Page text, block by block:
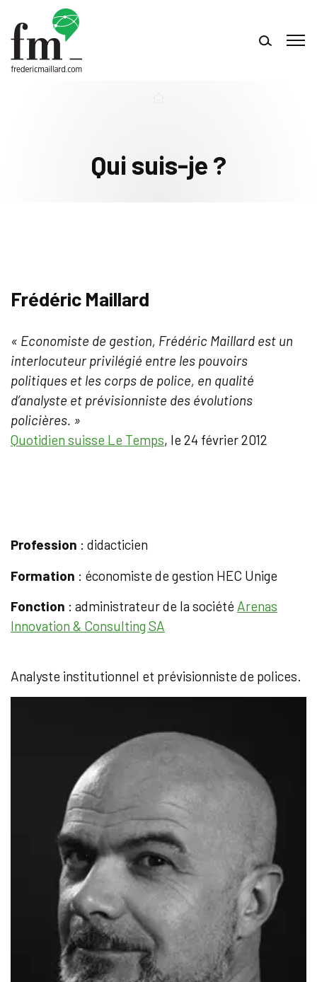
Qui suis-je ?
Frédéric Maillard
« Economiste de gestion, Frédéric Maillard est un
interlocuteur privilégié entre les pouvoirs
politiques et les corps de police, en qualité
d’analyste et prévisionniste des évolutions
policières. »
Quotidien suisse Le Temps, le 24 février 2012
Profession : didacticien
Formation : économiste de gestion HEC Unige
Fonction : administrateur de la société Arenas
Innovation & Consulting SA
Analyste institutionnel et prévisionniste de polices.